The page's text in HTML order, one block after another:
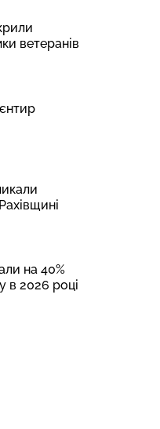
ветеранів
на 40%
в 2026 році